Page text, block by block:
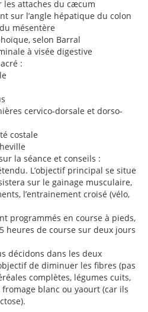
les attaches du cæcum
sur l’angle hépatique du colon
mésentère
selon Barral
à visée digestive
:
cervico-dorsale et dorso-
costale
la séance et conseils :
L’objectif principal se situe
sur le gainage musculaire,
l’entrainement croisé (vélo,
programmés en course à pieds,
heures de course sur deux jours
décidons dans les deux
de diminuer les fibres (pas
complètes, légumes cuits,
blanc ou yaourt (car ils